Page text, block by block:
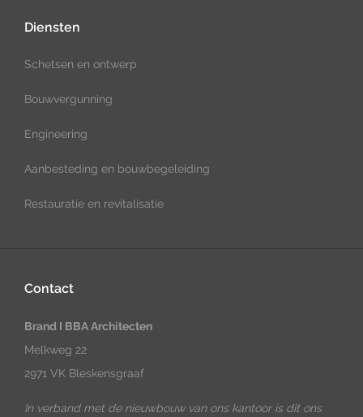
Diensten
Schetsen en ontwerp
Bouwvergunning
Engineering
Aanbesteding en bouwbegeleiding
Restauratie en revitalisatie
Contact
Brand I BBA Architecten
Melkweg 22
2971 VK Bleskensgraaf
In verband met de nieuwbouw van ons kantoor is dit ons